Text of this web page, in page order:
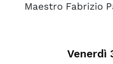
Maestro Fabrizio
Venerdì